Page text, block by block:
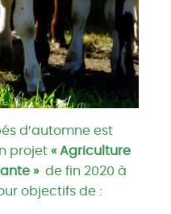
d’automne est
projet « Agriculture
»de fin 2020 à
objectifs de :